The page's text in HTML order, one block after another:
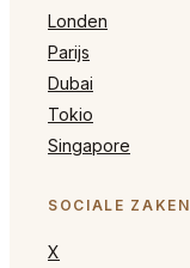
Londen
Parijs
Dubai
Tokio
Singapore
SOCIALE ZAKEN
X